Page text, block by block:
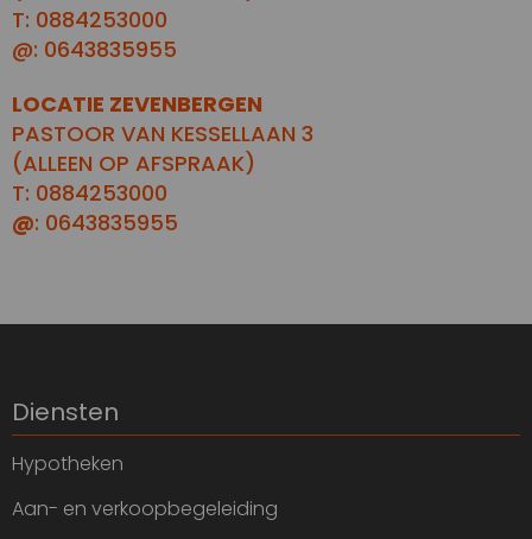
T: 0884253000
@: 0643835955
LOCATIE ZEVENBERGEN
PASTOOR VAN KESSELLAAN 3
(ALLEEN OP AFSPRAAK)
T: 0884253000
@: 0643835955
Diensten
Hypotheken
Aan- en verkoopbegeleiding